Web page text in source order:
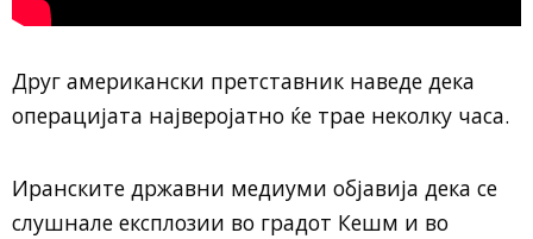
Друг американски претставник наведе дека
операцијата најверојатно ќе трае неколку часа.
Иранските државни медиуми објавија дека се
слушнале експлозии во градот Кешм и во